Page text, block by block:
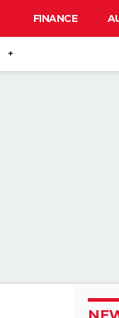
FINANCE
+